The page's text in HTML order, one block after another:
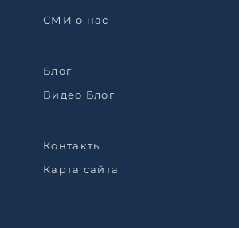
СМИ о нас
Блог
Видео Блог
Контакты
Карта сайта